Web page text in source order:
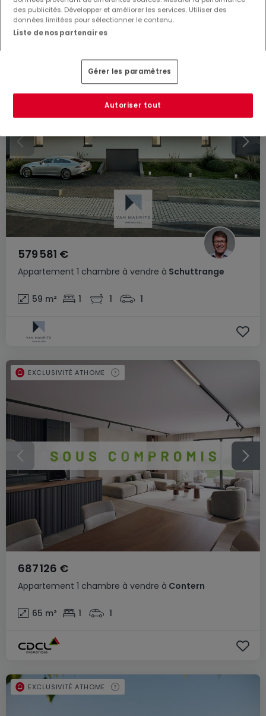
Appartement 1 chambre à vendre à Schuttrange
579 581 €
59 m² 1 1 1
EXCLUSIVITÉ ATHOME
Appartement 1 chambre à vendre à Contern
687 126 €
65 m² 1 1
EXCLUSIVITÉ ATHOME
EXCLUSIVITÉ ATHOME
des publicités. Développer et améliorer les services. Utiliser des
données limitées pour sélectionner le contenu.
Liste de nos partenaires
Gérer les paramètres
Autoriser tout